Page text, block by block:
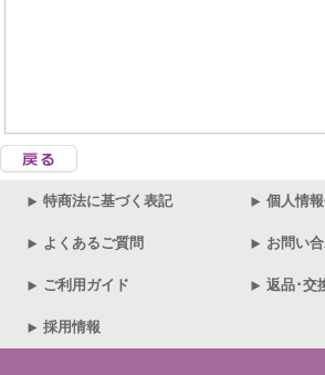
特商法に基づく表記 個人情
よくあるご質問 お問い
ご利用ガイド 返品･交
採用情報